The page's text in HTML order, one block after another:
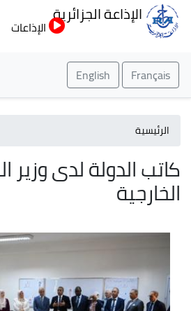
إلى
الإذاعة الجزائرية
الإذاعات
Français
English
الرئيسية
كاتب الدولة لدى وزير
الخارجية